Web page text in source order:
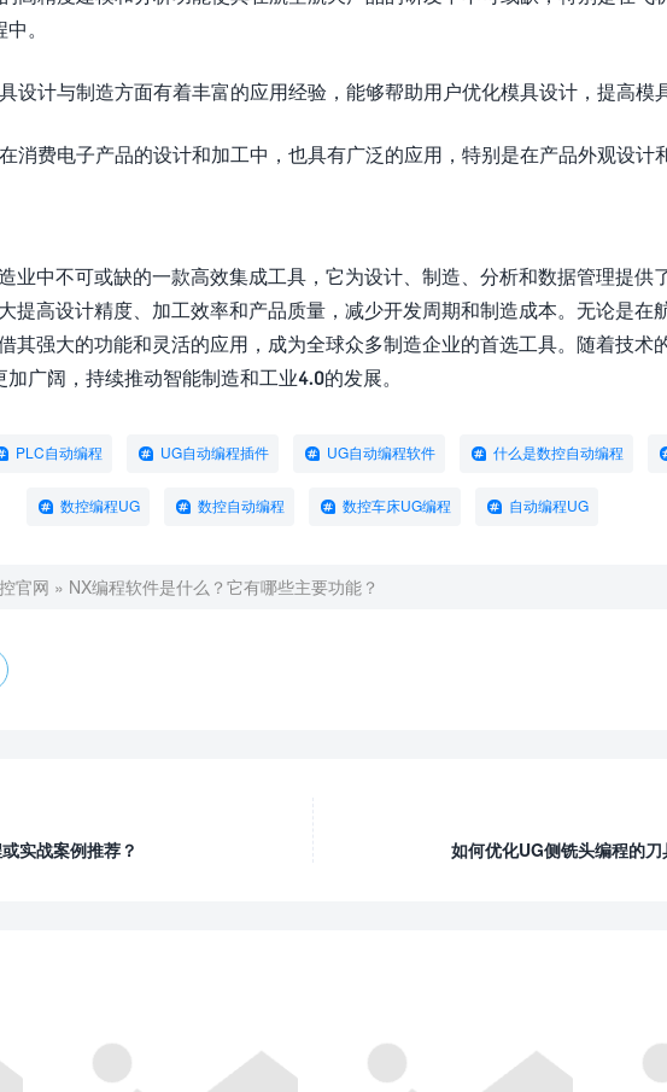
。
设计与制造方面有着丰富的应用经验，能够帮助用户优化模具设计，提高模
消费电子产品的设计和加工中，也具有广泛的应用，特别是在产品外观设计
业中不可或缺的一款高效集成工具，它为设计、制造、分析和数据管理提供
提高设计精度、加工效率和产品质量，减少开发周期和制造成本。无论是在
其强大的功能和灵活的应用，成为全球众多制造企业的首选工具。随着技术
广阔，持续推动智能制造和工业4.0的发展。
PLC自动编程 UG自动编程插件 UG自动编程软件 什么是数控自动编程
数控编程UG 数控自动编程 数控车床UG编程 自动编程UG
官网 » NX编程软件是什么？它有哪些主要功能？
实战案例推荐？
如何优化UG侧铣头编程的